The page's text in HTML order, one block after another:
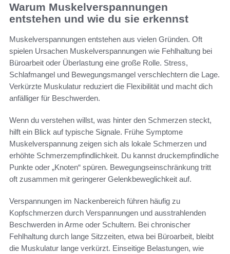
Warum Muskelverspannungen
entstehen und wie du sie erkennst
Muskelverspannungen entstehen aus vielen Gründen. Oft
spielen Ursachen Muskelverspannungen wie Fehlhaltung bei
Büroarbeit oder Überlastung eine große Rolle. Stress,
Schlafmangel und Bewegungsmangel verschlechtern die Lage.
Verkürzte Muskulatur reduziert die Flexibilität und macht dich
anfälliger für Beschwerden.
Wenn du verstehen willst, was hinter den Schmerzen steckt,
hilft ein Blick auf typische Signale. Frühe Symptome
Muskelverspannung zeigen sich als lokale Schmerzen und
erhöhte Schmerzempfindlichkeit. Du kannst druckempfindliche
Punkte oder „Knoten“ spüren. Bewegungseinschränkung tritt
oft zusammen mit geringerer Gelenkbeweglichkeit auf.
Verspannungen im Nackenbereich führen häufig zu
Kopfschmerzen durch Verspannungen und ausstrahlenden
Beschwerden in Arme oder Schultern. Bei chronischer
Fehlhaltung durch lange Sitzzeiten, etwa bei Büroarbeit, bleibt
die Muskulatur lange verkürzt. Einseitige Belastungen, wie